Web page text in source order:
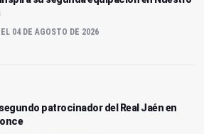
04 DE AGOSTO DE 2026
patrocinador del Real Jaén en